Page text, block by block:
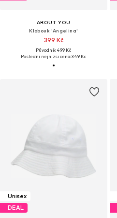
ABOUT YOU
Klobouk 'Angelina'
399 Kč
Původně: 499 Kč
Poslední nejnižší cena:349 Kč
Unisex
DEAL